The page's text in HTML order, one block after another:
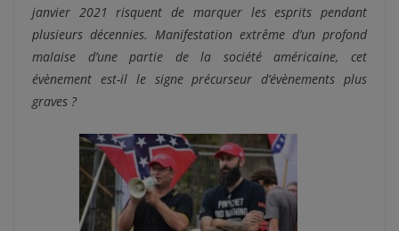
janvier 2021 risquent de marquer les esprits pendant
plusieurs décennies. Manifestation extrême d’un profond
malaise d’une partie de la société américaine, cet
évènement est-il le signe précurseur d’évènements plus
graves ?